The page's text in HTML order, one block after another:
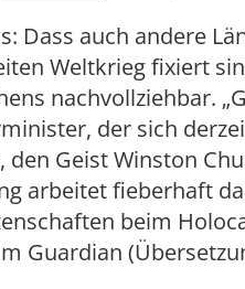
Dass auch andere
Weltkrieg fixiert
nachvollziehbar.
der sich
den Geist Winston
arbeitet fieberhaft
beim
Guardian